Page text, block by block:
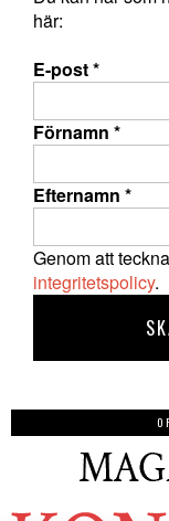
här:
E-post*
Förnamn *
Efternamn *
Genom att
integritetspolicy.